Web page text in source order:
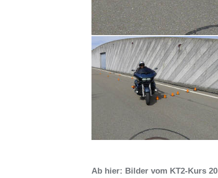
Ab hier: Bilder vom KT2-Kurs